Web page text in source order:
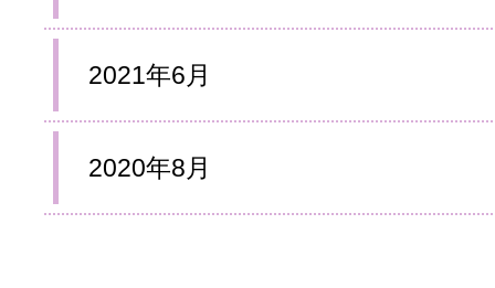
2021年6月
2020年8月